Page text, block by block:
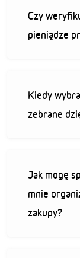
Czy
pieniądze
Kiedy
zebrane
Jak mogę
mnie
zakupy?